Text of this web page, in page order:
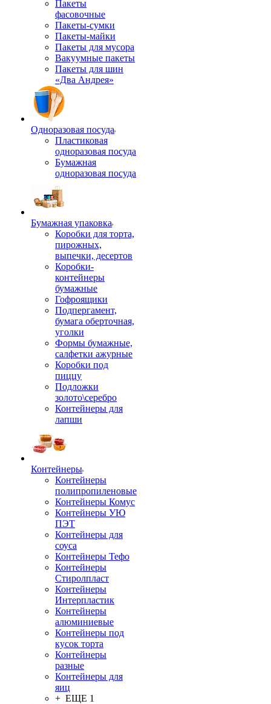
Пакеты
фасовочные
Пакеты-сумки
Пакеты-майки
Пакеты для мусора
Вакуумные пакеты
Пакеты для шин
«Два Андрея»
Одноразовая посуда
Пластиковая
одноразовая посуда
Бумажная
одноразовая посуда
Бумажная упаковка
Коробки для торта,
пирожных,
выпечки, десертов
Коробки-
контейнеры
бумажные
Гофроящики
Подпергамент,
бумага оберточная,
уголки
Формы бумажные,
салфетки ажурные
Коробки под
пиццу
Подложки
золото\серебро
Контейнеры для
лапши
Контейнеры
Контейнеры
полипропиленовые
Контейнеры Комус
Контейнеры УЮ
ПЭТ
Контейнеры для
соуса
Контейнеры Тефо
Контейнеры
Стиролпласт
Контейнеры
Интерпластик
Контейнеры
алюминиевые
Контейнеры под
кусок торта
Контейнеры
разные
Контейнеры для
яиц
+ ЕЩЕ 1